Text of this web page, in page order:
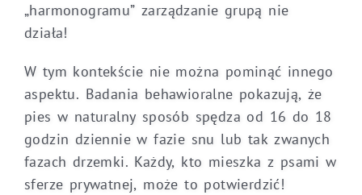
„harmonogramu” zarządzanie grupą nie
działa!
W tym kontekście nie można pominąć innego
aspektu. Badania behawioralne pokazują, że
pies w naturalny sposób spędza od 16 do 18
godzin dziennie w fazie snu lub tak zwanych
fazach drzemki. Każdy, kto mieszka z psami w
sferze prywatnej, może to potwierdzić!